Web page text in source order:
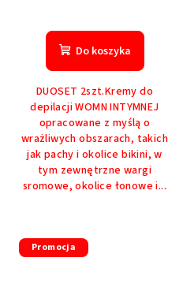
Do koszyka
DUOSET 2szt.Kremy do
depilacji WOMN INTYMNEJ
opracowane z myślą o
wrażliwych obszarach, takich
jak pachy i okolice bikini, w
tym zewnętrzne wargi
sromowe, okolice łonowe i...
Promocja